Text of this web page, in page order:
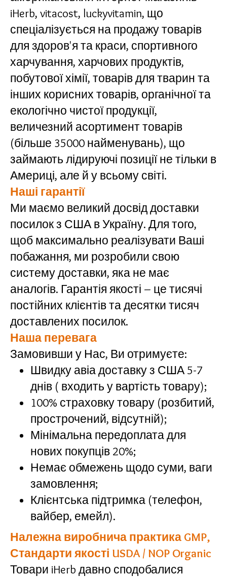
iHerb, vitacost, luckyvitamin, що
спеціалізується на продажу товарів
для здоров'я та краси, спортивного
харчування, харчових продуктів,
побутової хімії, товарів для тварин та
інших корисних товарів, органічної та
екологічно чистої продукції,
величезний асортимент товарів
(більше 35000 найменувань), що
займають лідируючі позиції не тільки в
Америці, але й у всьому світі.
Наші гарантії
Ми маємо великий досвід доставки
посилок з США в Україну. Для того,
щоб максимально реалізувати Ваші
побажання, ми розробили свою
систему доставки, яка не має
аналогів. Гарантія якості – це тисячі
постійних клієнтів та десятки тисяч
доставлених посилок.
Наша перевага
Замовивши у Нас, Ви отримуєте:
Швидку авіа доставку з США 5-7
днів ( входить у вартість товару);
100% страховку товару (розбитий,
прострочений, відсутній);
Мінімальна передоплата для
нових покупців 20%;
Немає обмежень щодо суми, ваги
замовлення;
Клієнтська підтримка (телефон,
вайбер, емейл).
Належна виробнича практика GMP,
Стандарти якості USDA / NOP Organic
Товари iHerb давно сподобалися